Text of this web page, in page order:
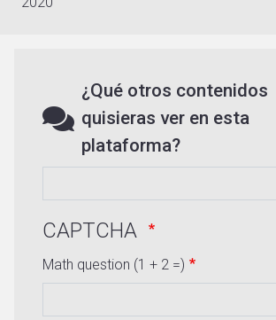
¿Qué otros contenidos
quisieras ver en esta
plataforma?
CAPTCHA
Math question (1 + 2 =)